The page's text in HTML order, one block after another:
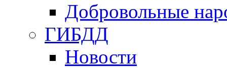
Добровольные
ГИБДД
Новости